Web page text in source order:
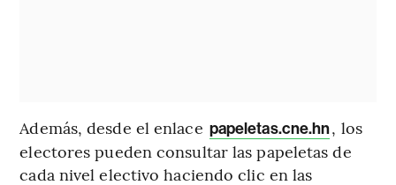
Además, desde el enlace papeletas.cne.hn, los
electores pueden consultar las papeletas de
cada nivel electivo haciendo clic en las